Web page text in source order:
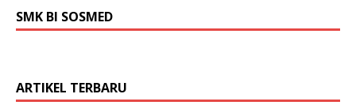
SMK BI SOSMED
ARTIKEL TERBARU